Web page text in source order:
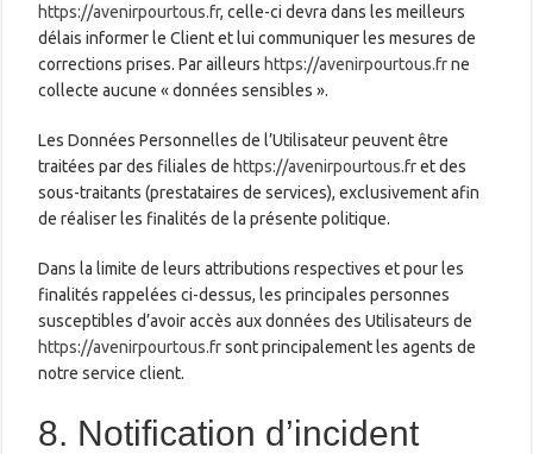
https://avenirpourtous.fr, celle-ci devra dans les meilleurs
délais informer le Client et lui communiquer les mesures de
corrections prises. Par ailleurshttps://avenirpourtous.frne
collecte aucune « données sensibles ».
Les Données Personnelles de l’Utilisateur peuvent être
traitées par des filiales dehttps://avenirpourtous.fret des
sous-traitants (prestataires de services), exclusivement afin
de réaliser les finalités de la présente politique.
Dans la limite de leurs attributions respectives et pour les
finalités rappelées ci-dessus, les principales personnes
susceptibles d’avoir accès aux données des Utilisateurs de
https://avenirpourtous.frsont principalement les agents de
notre service client.
8. Notification d’incident